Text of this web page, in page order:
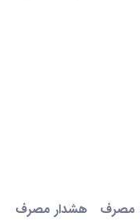
مصرف هشدار مصرف